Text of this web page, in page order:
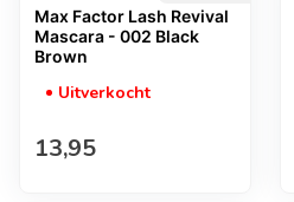
Max Factor Lash Revival
Mascara - 002 Black
Brown
Uitverkocht
Normale prijs
13,95